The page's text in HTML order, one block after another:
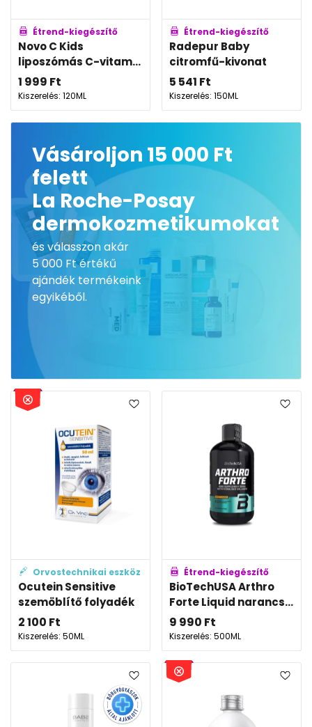
Étrend-kiegészítő
Novo C Kids
liposzómás C-vitam...
1 999 Ft
Kiszerelés: 120ML
Étrend-kiegészítő
Radepur Baby
citromfű-kivonat
5 541 Ft
Kiszerelés: 150ML
Vásároljon 15 000 Ft
felett
La Roche-Posay
dermokozmetikumokat
és válasszon akár
5 000 Ft értékű
ajándék termékeink
egyikéből.
Orvostechnikai eszköz
Ocutein Sensitive
szemöblítő folyadék
2 100 Ft
Kiszerelés: 50ML
Étrend-kiegészítő
BioTechUSA Arthro
Forte Liquid narancs...
9 990 Ft
Kiszerelés: 500ML